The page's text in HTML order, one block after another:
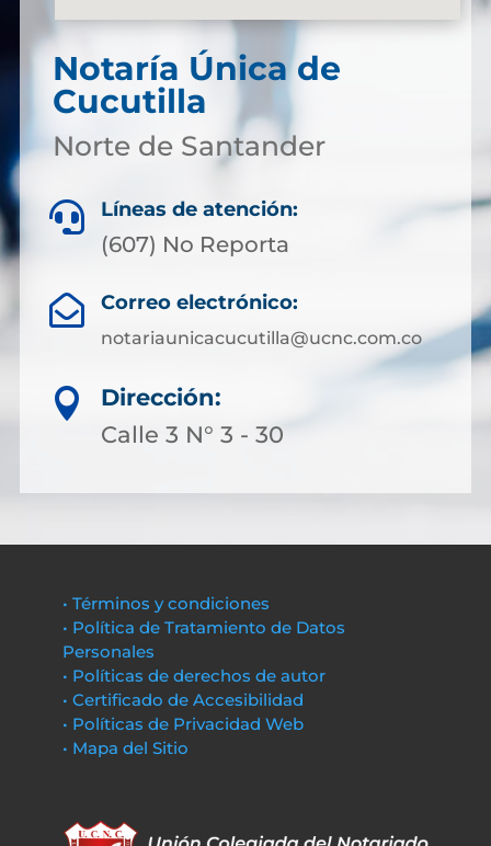
Notaría Única de
Cucutilla
Norte de Santander
 Líneas de atención:
(607) No Reporta
 Correo electrónico:
notariaunicacucutilla@ucnc.com.co

Dirección:
Calle 3 N° 3 - 30
• Términos y condiciones
• Política de Tratamiento de Datos
Personales
• Políticas de derechos de autor
• Certificado de Accesibilidad
• Políticas de Privacidad Web
• Mapa del Sitio